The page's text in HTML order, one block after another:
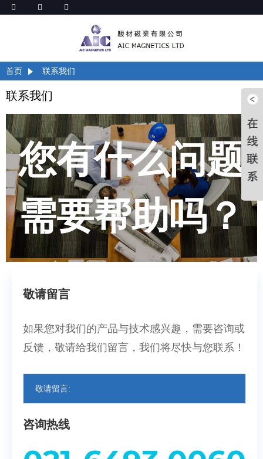
首页 联系我们
联系我们
您有什么问题
需要帮助吗？
敬请留言
如果您对我们的产品与技术感兴趣，需要咨询或
反馈，敬请给我们留言，我们将尽快与您联系！
敬请留言:
咨询热线